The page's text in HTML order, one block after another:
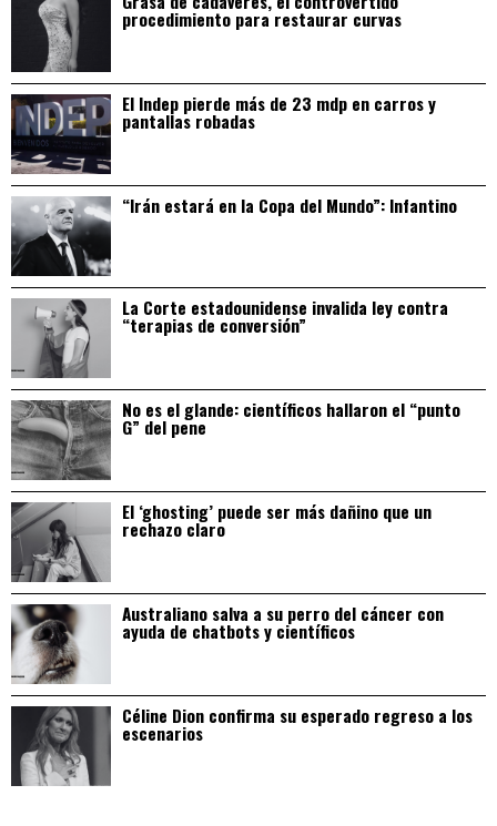
procedimiento para restaurar curvas
El Indep pierde más de 23 mdp en carros y
pantallas robadas
“Irán estará en la Copa del Mundo”: Infantino
La Corte estadounidense invalida ley contra
“terapias de conversión”
No es el glande: científicos hallaron el “punto
G” del pene
El ‘ghosting’ puede ser más dañino que un
rechazo claro
Australiano salva a su perro del cáncer con
ayuda de chatbots y científicos
Céline Dion confirma su esperado regreso a los
escenarios